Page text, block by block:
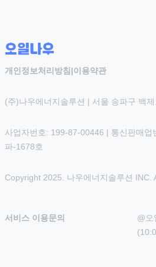
개인정보처리방침 |이용약관
(주)나우에너지솔루션 | 서울 송파구 백
사업자번호: 199-87-00446 | 통신판매업
파-1678호
Copyright 2025. 나우에너지솔루션 INC.
서비스 이용문의
@오